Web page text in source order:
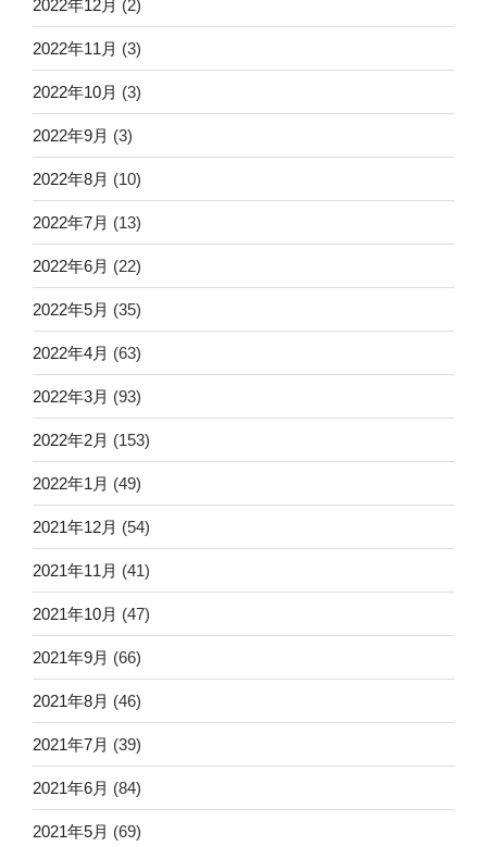
2022年12月 (2)
2022年11月 (3)
2022年10月 (3)
2022年9月 (3)
2022年8月 (10)
2022年7月 (13)
2022年6月 (22)
2022年5月 (35)
2022年4月 (63)
2022年3月 (93)
2022年2月 (153)
2022年1月 (49)
2021年12月 (54)
2021年11月 (41)
2021年10月 (47)
2021年9月 (66)
2021年8月 (46)
2021年7月 (39)
2021年6月 (84)
2021年5月 (69)